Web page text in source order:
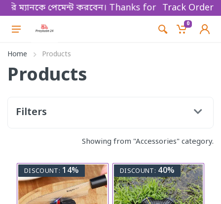
ম্যানকে পেমেন্ট করবেন। Thanks for shopping!Track Order
0
Home Products
Products
Filters
Showing from "Accessories" category.
DISCOUNT: 14% DISCOUNT: 40%